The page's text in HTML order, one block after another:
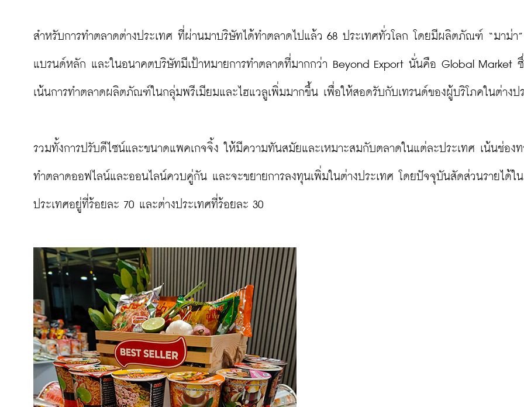
สำหรับการทำตลาดต่างประเทศ ที่ผ่านมาบริษัทได้ทำตลาดไปแล้ว 68 ประเทศทั่วโลก โดยมีผลิตภัณฑ์ “มาม่า
แบรนด์หลัก และในอนาคตบริษัทมีเป้าหมายการทำตลาดที่มากกว่า Beyond Export นั่นคือ Global Market ซึ่
เน้นการทำตลาดผลิตภัณฑ์ในกลุ่มพรีเมียมและไฮแวลูเพิ่มมากขึ้น เพื่อให้สอดรับกับเทรนด์ของผู้บริโภคในต่างป
รวมทั้งการปรับดีไซน์และขนาดแพคเกจจิ้ง ให้มีความทันสมัยและเหมาะสมกับตลาดในแต่ละประเทศ เน้นช่องท
ทำตลาดออฟไลน์และออนไลน์ควบคู่กัน และจะขยายการลงทุนเพิ่มในต่างประเทศ โดยปัจจุบันสัดส่วนรายได้ใน
ประเทศอยู่ที่ร้อยละ 70 และต่างประเทศที่ร้อยละ 30